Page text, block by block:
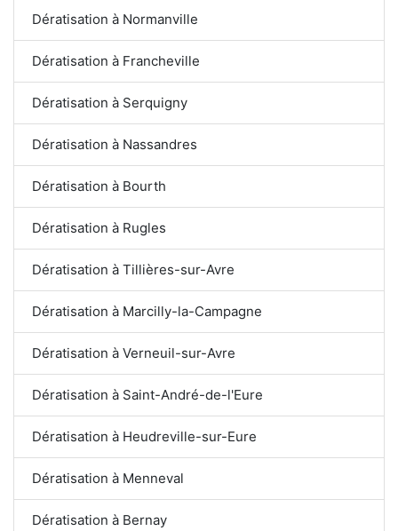
Dératisation à Normanville
Dératisation à Francheville
Dératisation à Serquigny
Dératisation à Nassandres
Dératisation à Bourth
Dératisation à Rugles
Dératisation à Tillières-sur-Avre
Dératisation à Marcilly-la-Campagne
Dératisation à Verneuil-sur-Avre
Dératisation à Saint-André-de-l'Eure
Dératisation à Heudreville-sur-Eure
Dératisation à Menneval
Dératisation à Bernay